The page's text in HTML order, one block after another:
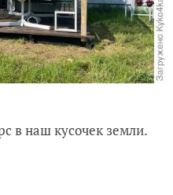
в наш кусочек земли.